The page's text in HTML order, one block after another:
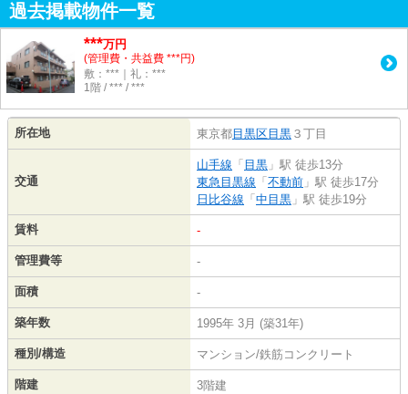
過去掲載物件一覧
***万円
(管理費・共益費 ***円)
敷：***｜礼：***
1階 / *** / ***
所在地 東京都目黒区目黒 ３丁目
交通
山手線 「 目黒 」駅 徒歩13分
東急目黒線 「 不動前 」駅 徒歩17分
日比谷線 「 中目黒 」駅 徒歩19分
賃料 -
管理費等 -
面積 -
築年数 1995年 3月 (築31年)
種別/構造 マンション/鉄筋コンクリート
階建 3階建